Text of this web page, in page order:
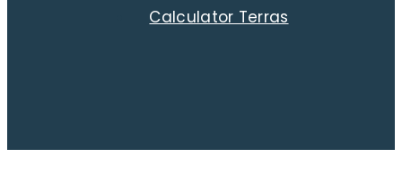
Calculator Terras